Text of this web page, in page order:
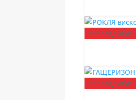
Разпродажба!
Разпродажба!